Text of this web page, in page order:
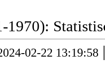
1970):
02-22 13:19:58